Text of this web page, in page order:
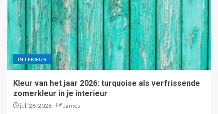
INTERIEUR
Kleur van het jaar 2026: turquoise als verfrissende
zomerkleur in je interieur
juli 28, 2026 James